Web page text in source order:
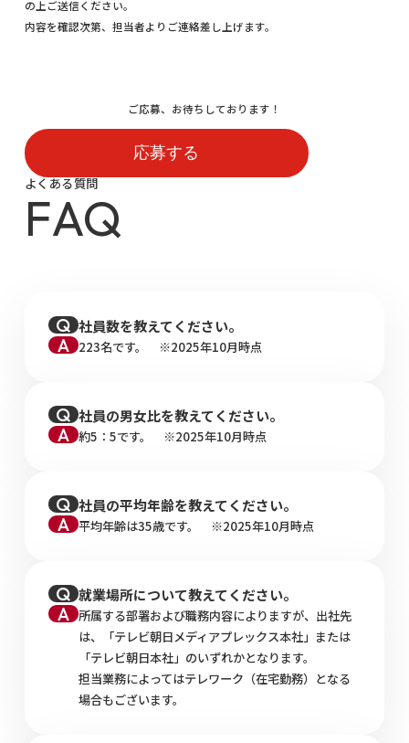
の上ご送信ください。
内容を確認次第、担当者よりご連絡差し上げます。
ご応募、お待ちしております！
応募する
よくある質問
FAQ
社員数を教えてください。
223名です。 ※2025年10月時点
社員の男女比を教えてください。
約5：5です。 ※2025年10月時点
社員の平均年齢を教えてください。
平均年齢は35歳です。 ※2025年10月時点
就業場所について教えてください。
所属する部署および職務内容によりますが、出社先
は、「テレビ朝日メディアプレックス本社」または
「テレビ朝日本社」のいずれかとなります。
担当業務によってはテレワーク（在宅勤務）となる
場合もございます。